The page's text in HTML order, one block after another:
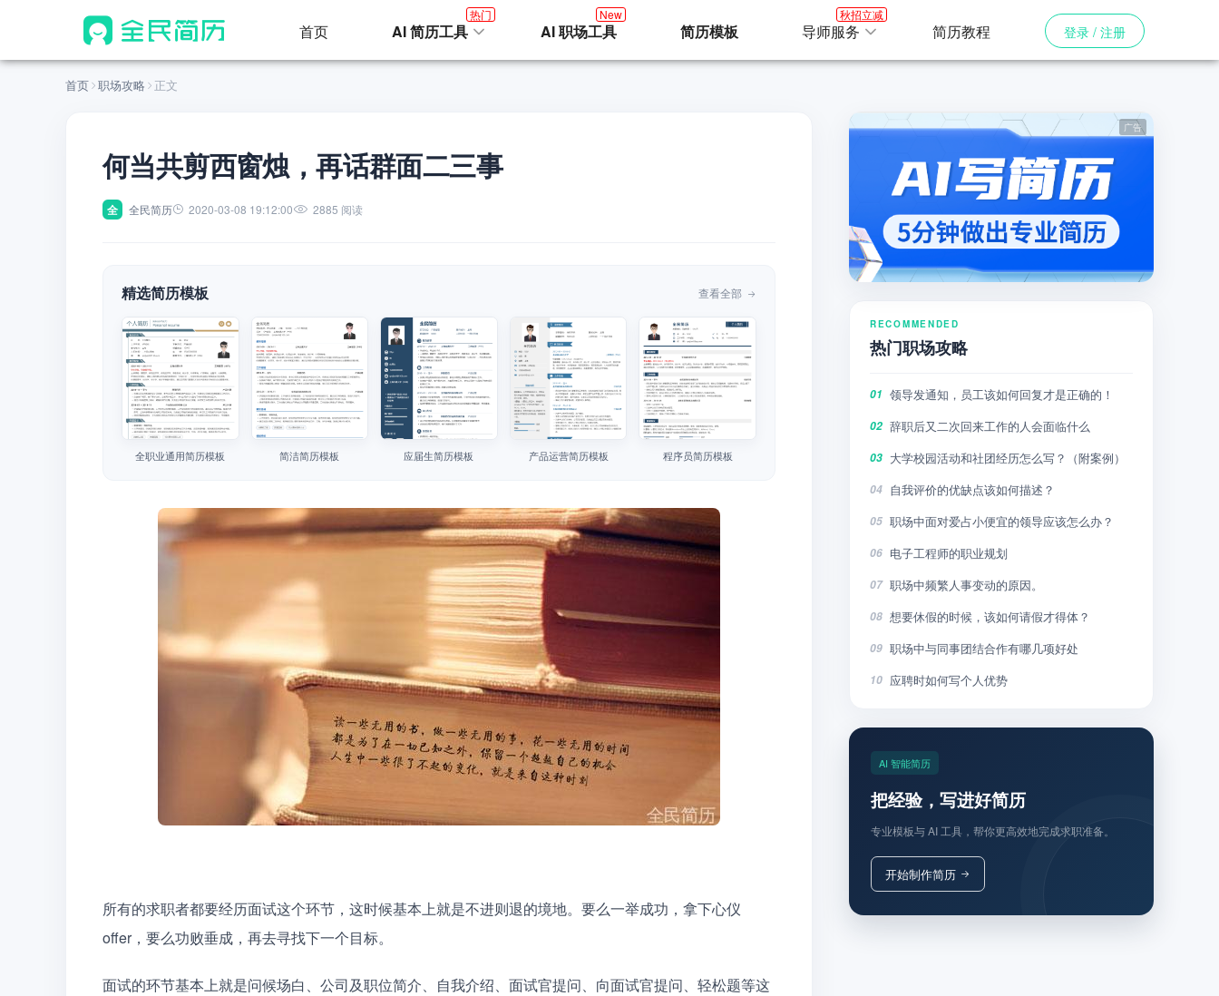
首页 AI 简历工具
热门
AI 职场工具
New
简历模板 导师服务
秋招立减
简历教程 登录 / 注册
首页 职场攻略 正文
何当共剪西窗烛，再话群面二三事
全 全民简历 2020-03-08 19:12:00 2885 阅读
精选简历模板 查看全部
全职业通用简历模板 简洁简历模板 应届生简历模板 产品运营简历模板 程序员简历模板
所有的求职者都要经历面试这个环节，这时候基本上就是不进则退的境地。要么一举成功，拿下心仪
offer，要么功败垂成，再去寻找下一个目标。
面试的环节基本上就是问候场白、公司及职位简介、自我介绍、面试官提问、向面试官提问、轻松题等这
RECOMMENDED
热门职场攻略
01 领导发通知，员工该如何回复才是正确的！
02 辞职后又二次回来工作的人会面临什么
03 大学校园活动和社团经历怎么写？（附案例）
04 自我评价的优缺点该如何描述？
05 职场中面对爱占小便宜的领导应该怎么办？
06 电子工程师的职业规划
07 职场中频繁人事变动的原因。
08 想要休假的时候，该如何请假才得体？
09 职场中与同事团结合作有哪几项好处
10 应聘时如何写个人优势
AI 智能简历
把经验，写进好简历
专业模板与 AI 工具，帮你更高效地完成求职准备。
开始制作简历